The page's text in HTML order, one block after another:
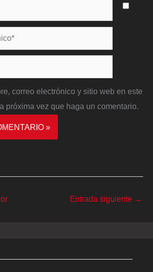
correo electrónico y sitio web en este
próxima vez que haga un comentario.
Entrada siguiente →